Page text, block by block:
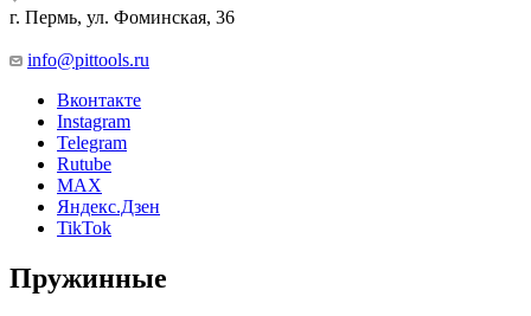
г. Пермь, ул. Фоминская, 36
info@pittools.ru
Вконтакте
Instagram
Telegram
Rutube
MAX
Яндекс.Дзен
TikTok
Пружинные